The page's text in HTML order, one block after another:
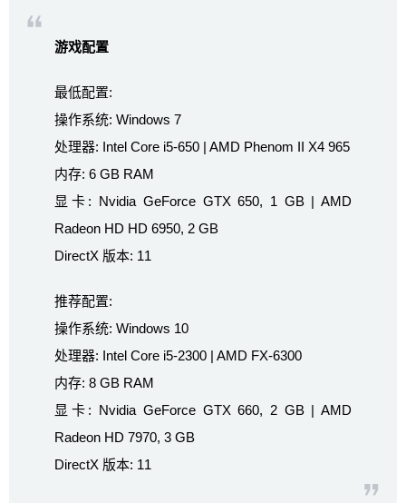
游戏配置
最低配置:
操作系统: Windows 7
处理器: Intel Core i5-650 | AMD Phenom II X4 965
内存: 6 GB RAM
显卡: Nvidia GeForce GTX 650, 1 GB | AMD
Radeon HD HD 6950, 2 GB
DirectX 版本: 11
推荐配置:
操作系统: Windows 10
处理器: Intel Core i5-2300 | AMD FX-6300
内存: 8 GB RAM
显卡: Nvidia GeForce GTX 660, 2 GB | AMD
Radeon HD 7970, 3 GB
DirectX 版本: 11